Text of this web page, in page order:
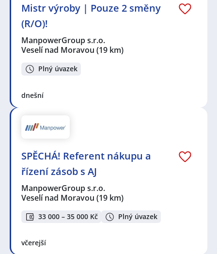
Mistr výroby | Pouze 2 směny
(R/O)!
ManpowerGroup s.r.o.
Veselí nad Moravou (19 km)
Plný úvazek
dnešní
SPĚCHÁ! Referent nákupu a
řízení zásob s AJ
ManpowerGroup s.r.o.
Veselí nad Moravou (19 km)
33 000 – 35 000 Kč Plný úvazek
včerejší